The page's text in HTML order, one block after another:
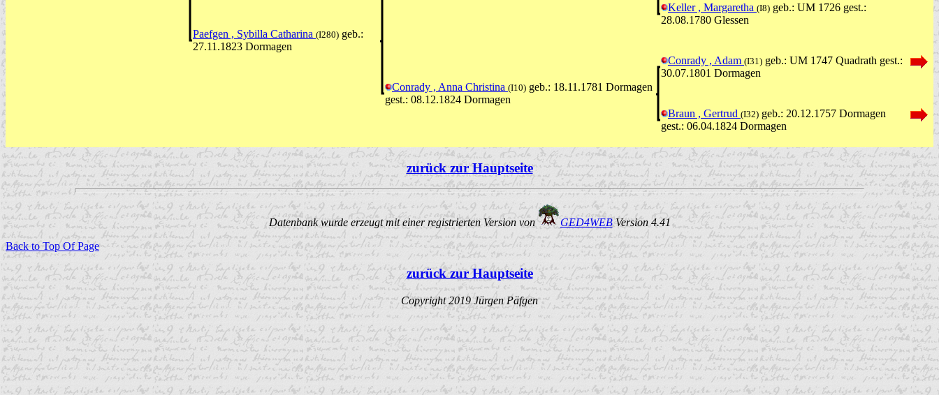
Keller , Margaretha (I8) geb.: UM 1726 gest.:
28.08.1780 Glessen
Paefgen , Sybilla Catharina (I280) geb.:
27.11.1823 Dormagen
Conrady , Adam (I31) geb.: UM 1747 Quadrath gest.:
30.07.1801 Dormagen
Conrady , Anna Christina (I10) geb.: 18.11.1781 Dormagen
gest.: 08.12.1824 Dormagen
Braun , Gertrud (I32) geb.: 20.12.1757 Dormagen
gest.: 06.04.1824 Dormagen
zurück zur Hauptseite
Datenbank wurde erzeugt mit einer registrierten Version von GED4WEBVersion 4.41
Back to Top Of Page
zurück zur Hauptseite
Copyright 2019 Jürgen Päfgen